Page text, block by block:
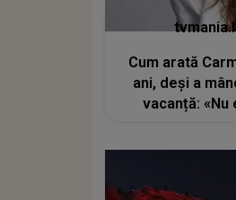
Cum arată
ani, deși a
vacanță: «Nu